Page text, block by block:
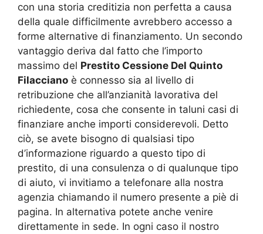
con una storia creditizia non perfetta a causa
della quale difficilmente avrebbero accesso a
forme alternative di finanziamento. Un secondo
vantaggio deriva dal fatto che l’importo
massimo del Prestito Cessione Del Quinto
Filacciano è connesso sia al livello di
retribuzione che all’anzianità lavorativa del
richiedente, cosa che consente in taluni casi di
finanziare anche importi considerevoli. Detto
ciò, se avete bisogno di qualsiasi tipo
d’informazione riguardo a questo tipo di
prestito, di una consulenza o di qualunque tipo
di aiuto, vi invitiamo a telefonare alla nostra
agenzia chiamando il numero presente a piè di
pagina. In alternativa potete anche venire
direttamente in sede. In ogni caso il nostro